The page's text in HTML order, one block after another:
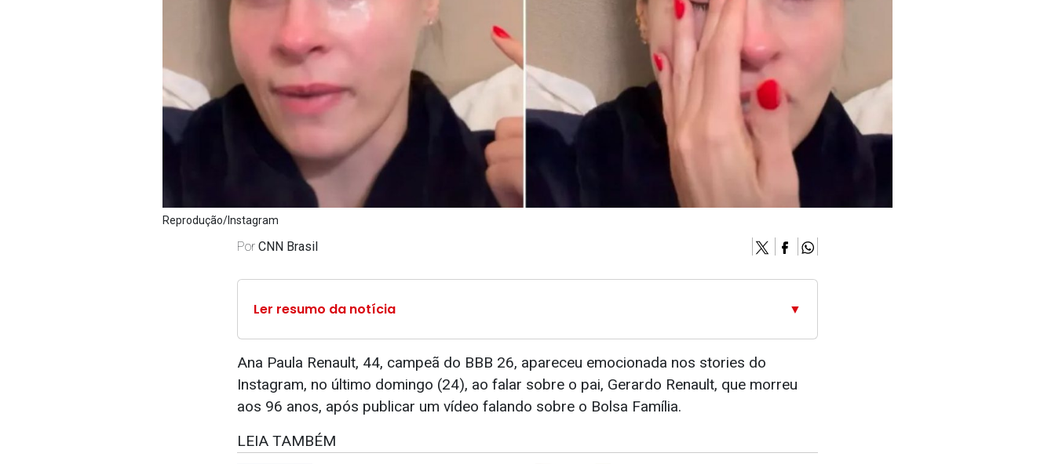
Reprodução/Instagram
Por CNN Brasil
Ler resumo da notícia ▼
Ana Paula Renault, 44, campeã do BBB 26, apareceu emocionada nos stories do
Instagram, no último domingo (24), ao falar sobre o pai, Gerardo Renault, que morreu
aos 96 anos, após publicar um vídeo falando sobre o Bolsa Família.
LEIA TAMBÉM